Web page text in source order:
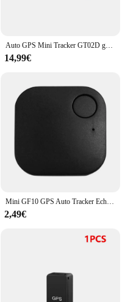
Auto GPS Mini Tracker GT02D garantiert Fahrzeug Auto Motorrad GPS Tracker Tracking Android iOS App Position ierer
14,99€
Mini GF10 GPS Auto Tracker Echtzeit-Tracking Anti-Diebstahl Anti-Lost Key Pet Locator starke magnetische Tag Nachricht Position ierer Gerät
2,49€